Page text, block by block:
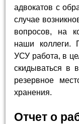
адвокатов с
случае
вопросов, на
наши коллеги.
УСУ работа, в
скидываться в
резервное
хранения.
Отчет о